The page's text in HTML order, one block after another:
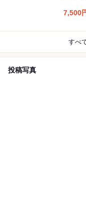
7,500
すべ
投稿写真